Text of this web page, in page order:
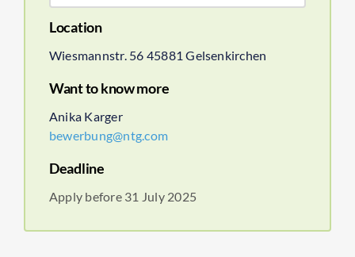
Location
Wiesmannstr. 56 45881 Gelsenkirchen
Want to know more
Anika Karger
bewerbung@ntg.com
Deadline
Apply before 31 July 2025